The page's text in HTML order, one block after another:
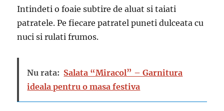
Intindeti o foaie subtire de aluat si taiati
patratele. Pe fiecare patratel puneti dulceata cu
nuci si rulati frumos.
Nu rata: Salata “Miracol” – Garnitura
ideala pentru o masa festiva